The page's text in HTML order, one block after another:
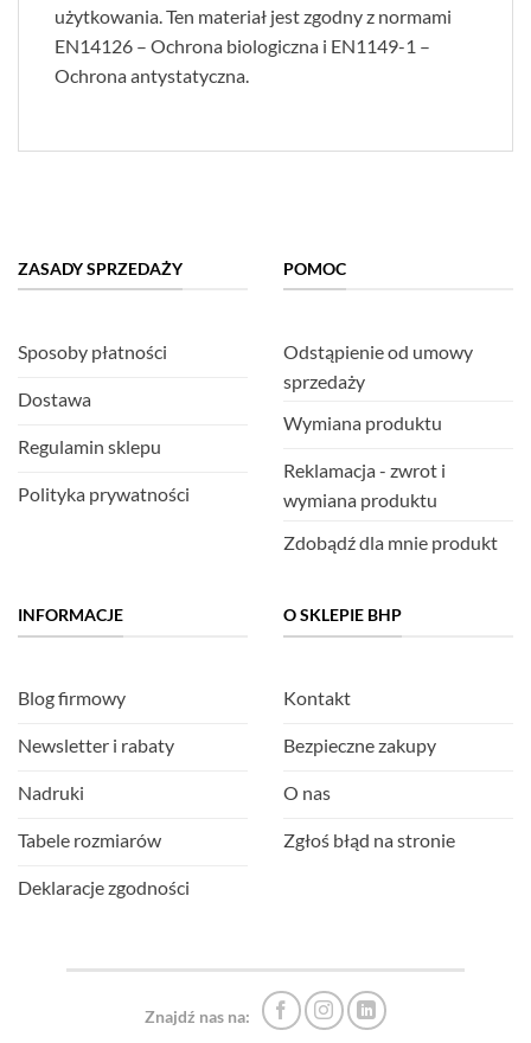
użytkowania. Ten materiał jest zgodny z normami
EN14126 – Ochrona biologiczna i EN1149-1 –
Ochrona antystatyczna.
ZASADY SPRZEDAŻY
Sposoby płatności
Dostawa
Regulamin sklepu
Polityka prywatności
POMOC
Odstąpienie od umowy
sprzedaży
Wymiana produktu
Reklamacja - zwrot i
wymiana produktu
Zdobądź dla mnie produkt
INFORMACJE
Blog firmowy
Newsletter i rabaty
Nadruki
Tabele rozmiarów
Deklaracje zgodności
O SKLEPIE BHP
Kontakt
Bezpieczne zakupy
O nas
Zgłoś błąd na stronie
Znajdź nas na: